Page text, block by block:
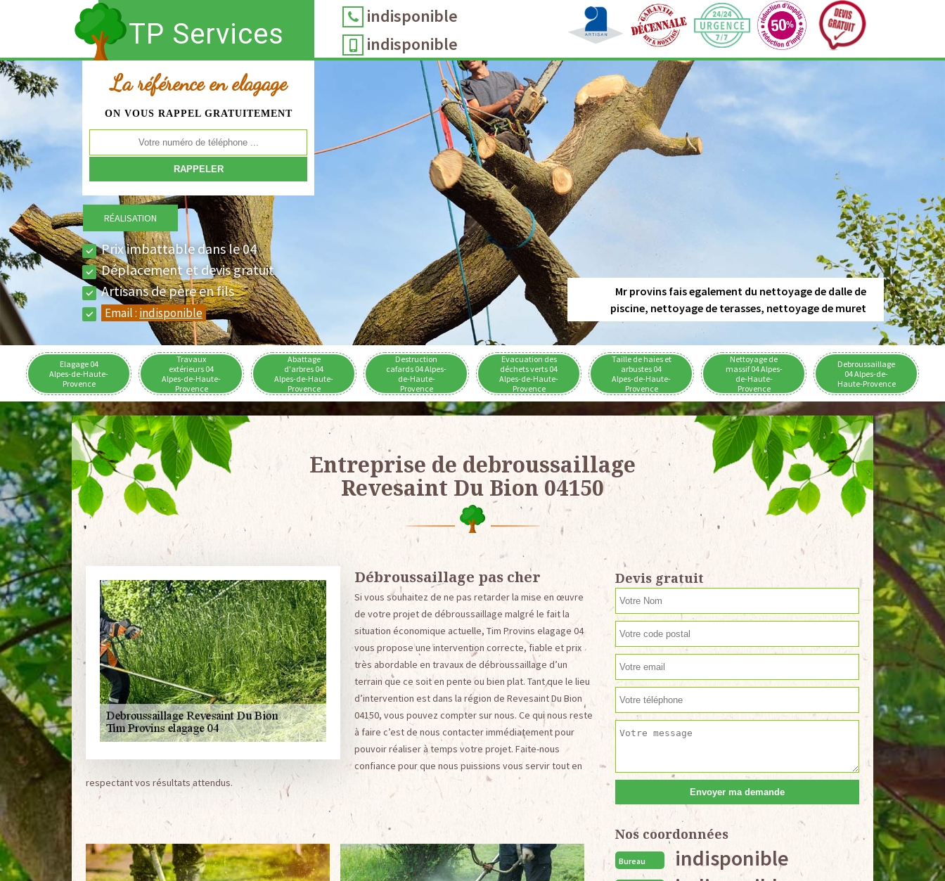
TP Services
indisponible
indisponible
La référence en elagage
ON VOUS RAPPEL GRATUITEMENT
RÉALISATION
Prix imbattable dans le 04
Déplacement et devis gratuit
Artisans de père en fils
Email : indisponible
Mr provins fais egalement du nettoyage de dalle de
piscine, nettoyage de terasses, nettoyage de muret
Elagage 04
Alpes-de-Haute-
Provence
Travaux
extérieurs 04
Alpes-de-Haute-
Provence
Abattage
d'arbres 04
Alpes-de-Haute-
Provence
Destruction
cafards 04 Alpes-
de-Haute-
Provence
Evacuation des
déchets verts 04
Alpes-de-Haute-
Provence
Taille de haies et
arbustes 04
Alpes-de-Haute-
Provence
Nettoyage de
massif 04 Alpes-
de-Haute-
Provence
Debroussaillage
04 Alpes-de-
Haute-Provence
Entreprise de debroussaillage
Revesaint Du Bion 04150
Débroussaillage pas cher
Si vous souhaitez de ne pas retarder la mise en œuvre
de votre projet de débroussaillage malgré le fait la
situation économique actuelle, Tim Provins elagage 04
vous propose une intervention correcte, fiable et prix
très abordable en travaux de débroussaillage d’un
terrain que ce soit en pente ou bien plat. Tant que le lieu
d’intervention est dans la région de Revesaint Du Bion
04150, vous pouvez compter sur nous. Ce qui nous reste
à faire c’est de nous contacter immédiatement pour
pouvoir réaliser à temps votre projet. Faite-nous
confiance pour que nous puissions vous servir tout en
respectant vos résultats attendus.
Devis gratuit
Nos coordonnées
Bureau indisponible